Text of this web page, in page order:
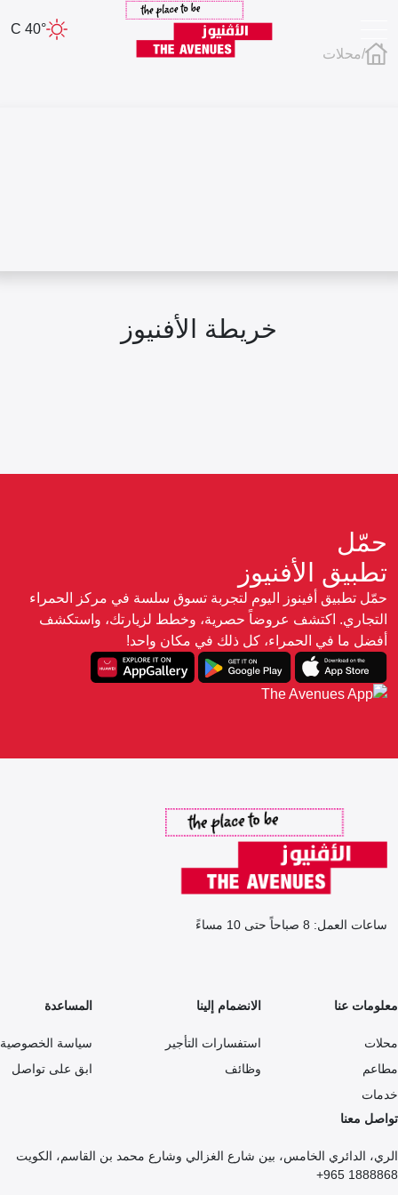
40° C
/محلات
خريطة الأفنيوز
حمّل
تطبيق الأفنيوز
حمّل تطبيق أفينوز اليوم لتجربة تسوق سلسة في مركز الحمراء
التجاري. اكتشف عروضاً حصرية، وخطط لزيارتك، واستكشف
أفضل ما في الحمراء، كل ذلك في مكان واحد!
ساعات العمل: 8 صباحاً حتى 10 مساءً
معلومات عنا
محلات
مطاعم
خدمات
الانضمام إلينا
استفسارات التأجير
وظائف
المساعدة
سياسة الخصوصية
ابق على تواصل
تواصل معنا
الري، الدائري الخامس، بين شارع الغزالي وشارع محمد بن القاسم، الكويت
1888868 965+